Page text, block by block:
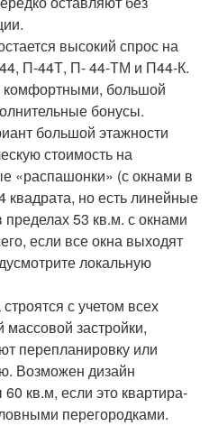
высокий спрос на
П-44Т, П- 44-ТМ и П44-К.
комфортными, большой
бонусы.
большой этажности
стоимость на
«распашонки» (с окнами в
квадрата, но есть линейные
53 кв.м. с окнами
если все окна выходят
локальную
с учетом всех
застройки,
перепланировку или
Возможен дизайн
кв.м, если это квартира-
перегородками.